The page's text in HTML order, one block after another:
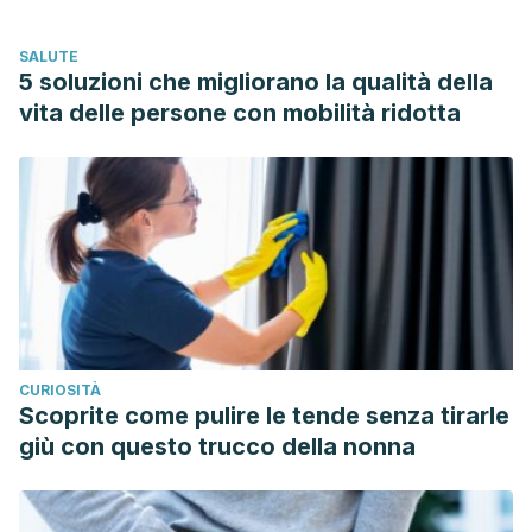
SALUTE
5 soluzioni che migliorano la qualità della
vita delle persone con mobilità ridotta
CURIOSITÀ
Scoprite come pulire le tende senza tirarle
giù con questo trucco della nonna